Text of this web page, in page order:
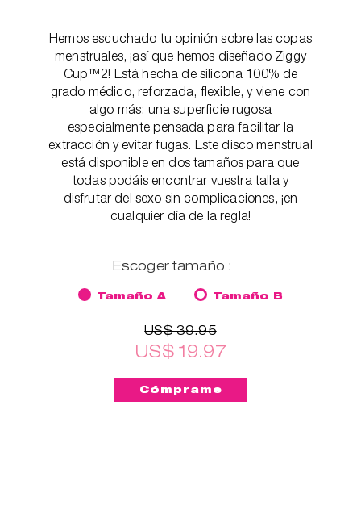
Hemos escuchado tu opinión sobre las copas
menstruales, ¡así que hemos diseñado Ziggy
Cup™2! Está hecha de silicona 100% de
grado médico, reforzada, flexible, y viene con
algo más: una superficie rugosa
especialmente pensada para facilitar la
extracción y evitar fugas. Este disco menstrual
está disponible en dos tamaños para que
todas podáis encontrar vuestra talla y
disfrutar del sexo sin complicaciones, ¡en
cualquier día de la regla!
Escoger tamaño :
Tamaño A Tamaño B
US$ 39.95
US$ 19.97